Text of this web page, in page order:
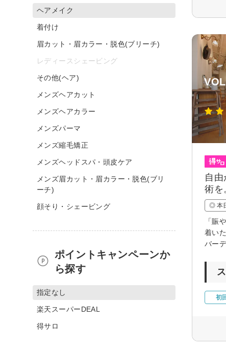
自
術を
◎ 本
「賑
着い
バー
初
ヘアメイク
着付け
眉カット・眉カラー・脱色(ブリーチ)
レディースシェービング
その他(ヘア)
メンズヘアカット
メンズヘアカラー
メンズパーマ
メンズ縮毛矯正
メンズヘッドスパ・頭皮ケア
メンズ眉カット・眉カラー・脱色(ブリ
ーチ)
顔そり・シェービング
ポイントキャンペーンか
ら探す
指定なし
楽天スーパーDEAL
得サロ